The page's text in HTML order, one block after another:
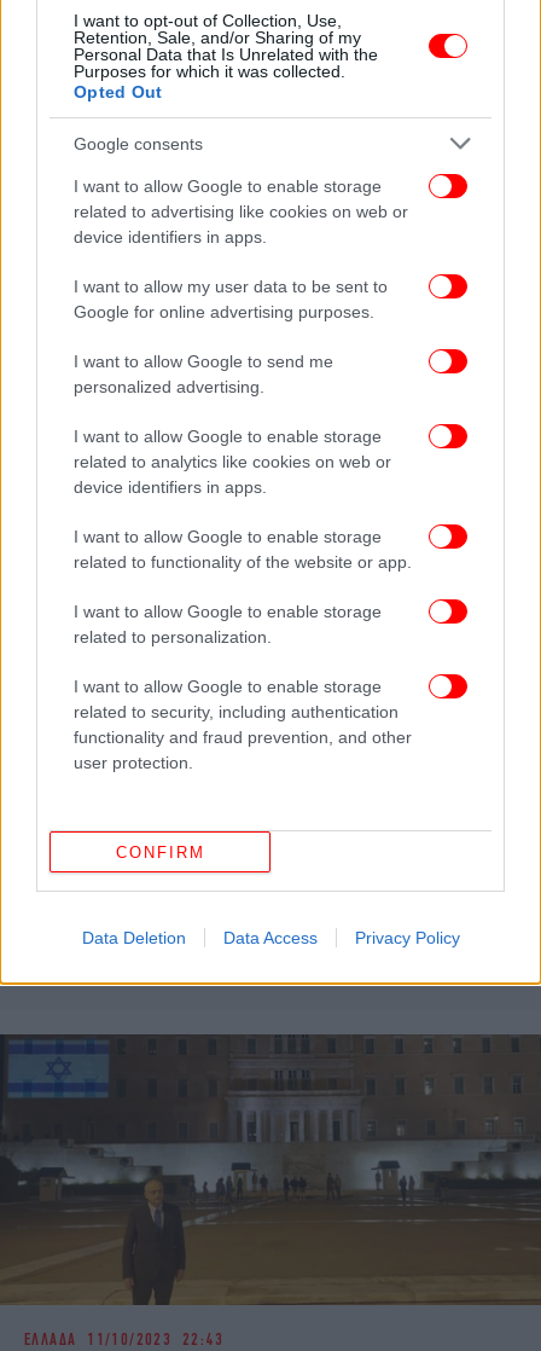
I want to opt-out of Collection, Use,
Retention, Sale, and/or Sharing of my
Personal Data that Is Unrelated with the
Purposes for which it was collected.
Opted Out
Google consents
I want to allow Google to enable storage
related to advertising like cookies on web or
device identifiers in apps.
I want to allow my user data to be sent to
Google for online advertising purposes.
I want to allow Google to send me
personalized advertising.
I want to allow Google to enable storage
related to analytics like cookies on web or
device identifiers in apps.
I want to allow Google to enable storage
related to functionality of the website or app.
I want to allow Google to enable storage
related to personalization.
I want to allow Google to enable storage
related to security, including authentication
functionality and fraud prevention, and other
user protection.
CONFIRM
Data Deletion Data Access Privacy Policy
ευρώ πρόστιμο ανά άτομο για κάθε κράτος που
δεν παράσχει αλληλεγγύη
ΚΟΣΜΟΣ 20/12/2023 13:36
DW: Τι σημαίνει για την Ελλάδα η συμφωνία της
ΕΕ για τη Μετανάστευση και το Άσυλο
ΚΟΣΜΟΣ 20/12/2023 12:06
ΕΕ: Ιστορική συμφωνία για Μεταναστευτικό &
Άσυλο -Υποχρεωτικά οι χώρες ή θα φιλοξενούν
ΕΛΛΑΔΑ 11/10/2023 22:43